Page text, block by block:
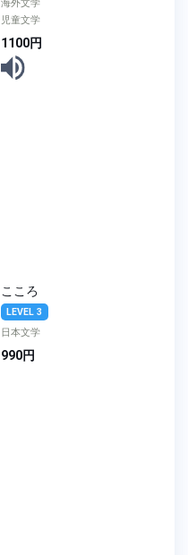
海外文学
児童文学
1100円
こころ
LEVEL 3
日本文学
990円